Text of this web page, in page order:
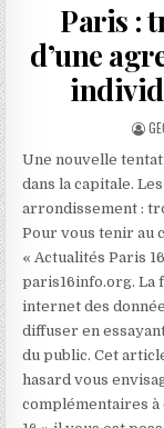
Paris :
d’une
Une nouvelle
dans la capitale.
arrondissement :
Pour vous tenir au
« Actualités Paris
paris16info.org. La
internet des
diffuser en
du public. Cet
hasard vous
complémentaires